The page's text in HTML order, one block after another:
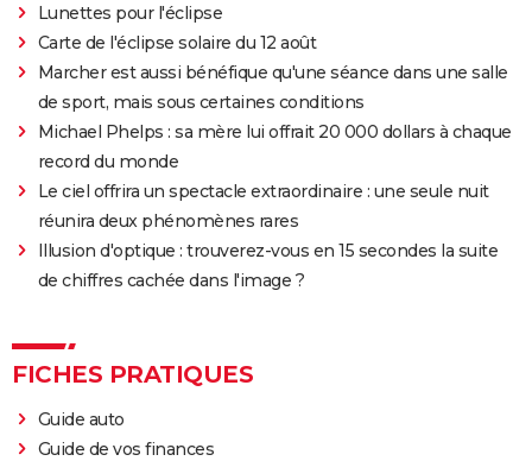
Napoleon : séances, streaming, bande-annonce,
casting... Tout sur le film de Ridley Scott
Le Docteur Jivago
Selma
Lunettes pour l'éclipse
Carte de l'éclipse solaire du 12 août
Marcher est aussi bénéfique qu'une séance dans une salle
de sport, mais sous certaines conditions
Michael Phelps : sa mère lui offrait 20 000 dollars à chaque
record du monde
Le ciel offrira un spectacle extraordinaire : une seule nuit
réunira deux phénomènes rares
Illusion d'optique : trouverez-vous en 15 secondes la suite
de chiffres cachée dans l'image ?
FICHES PRATIQUES
Guide auto
Guide de vos finances